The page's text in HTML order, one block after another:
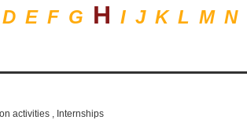
D E F G H I J K L M N
activities , Internships